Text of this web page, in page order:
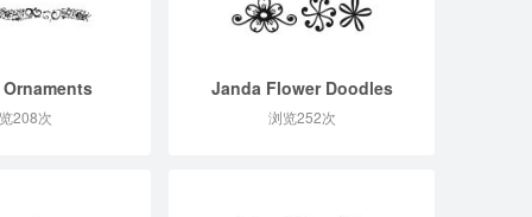
208次
Janda Flower Doodles
浏览252次